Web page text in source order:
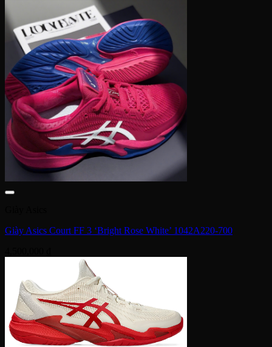
Giày Asics Court FF 3 ‘Bright Rose White’ 1042A220-700